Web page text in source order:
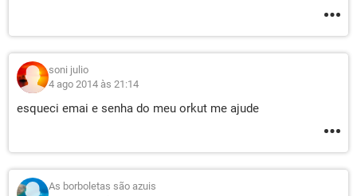
soni julio
4 ago 2014 às 21:14
esqueci emai e senha do meu orkut me ajude
As borboletas são azuis